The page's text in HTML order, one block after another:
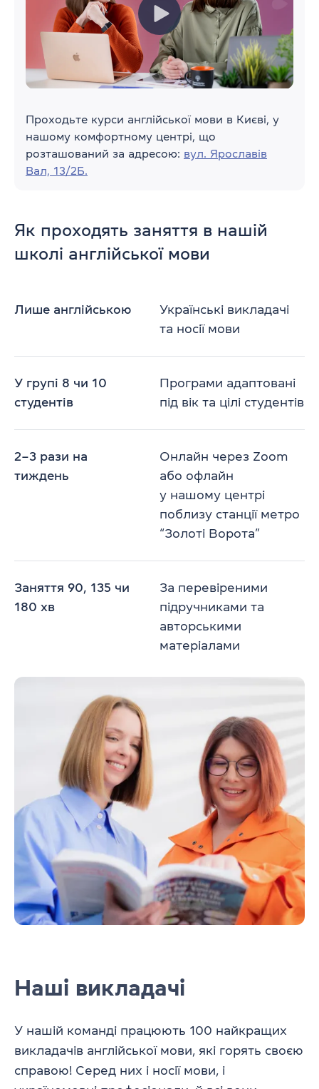
Проходьте курси англійської мови в Києві, у
нашому комфортному центрі, що
розташований за адресою: вул. Ярославів
Вал, 13/2Б.
Як проходять заняття в нашій
школі англійської мови
Лише англійською
Українські викладачі
та носії мови
У групі 8 чи 10
студентів
Програми адаптовані
під вік та цілі студентів
2–3 рази на
тиждень
Онлайн через Zoom
або офлайн
у нашому центрі
поблизу станції метро
“Золоті Ворота”
Заняття 90, 135 чи
180 хв
За перевіреними
підручниками та
авторськими
матеріалами
Наші викладачі
У нашій команді працюють 100 найкращих
викладачів англійської мови, які горять своєю
справою! Серед них і носії мови, і